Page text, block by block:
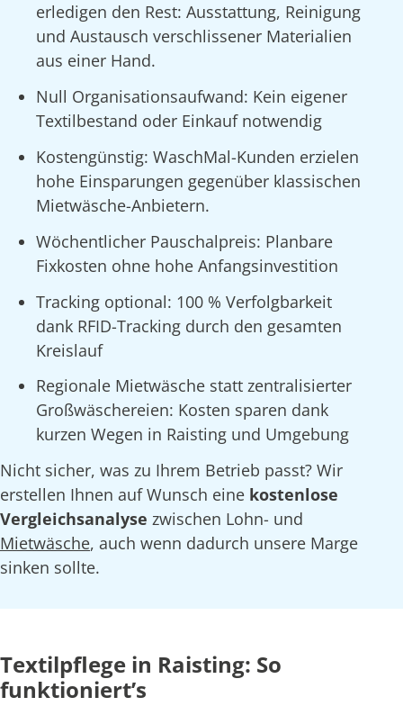
erledigen den Rest: Ausstattung, Reinigung
und Austausch verschlissener Materialien
aus einer Hand.
Null Organisationsaufwand: Kein eigener
Textilbestand oder Einkauf notwendig
Kostengünstig: WaschMal-Kunden erzielen
hohe Einsparungen gegenüber klassischen
Mietwäsche-Anbietern.
Wöchentlicher Pauschalpreis: Planbare
Fixkosten ohne hohe Anfangsinvestition
Tracking optional: 100 % Verfolgbarkeit
dank RFID-Tracking durch den gesamten
Kreislauf
Regionale Mietwäsche statt zentralisierter
Großwäschereien: Kosten sparen dank
kurzen Wegen in Raisting und Umgebung
Nicht sicher, was zu Ihrem Betrieb passt? Wir
erstellen Ihnen auf Wunsch eine kostenlose
Vergleichsanalyse zwischen Lohn- und
Mietwäsche, auch wenn dadurch unsere Marge
sinken sollte.
Textilpflege in Raisting: So
funktioniert’s